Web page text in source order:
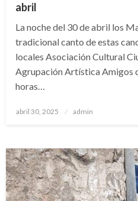
abril
La noche del 30 de abril los
tradicional canto de estas
locales Asociación Cultural
Agrupación Artística Amigos
horas…
Publicado
abril 30, 2025 admin